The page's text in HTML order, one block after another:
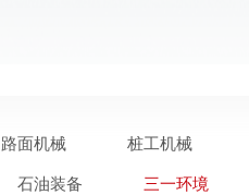
路面机械 桩工机械
石油装备 三一环境